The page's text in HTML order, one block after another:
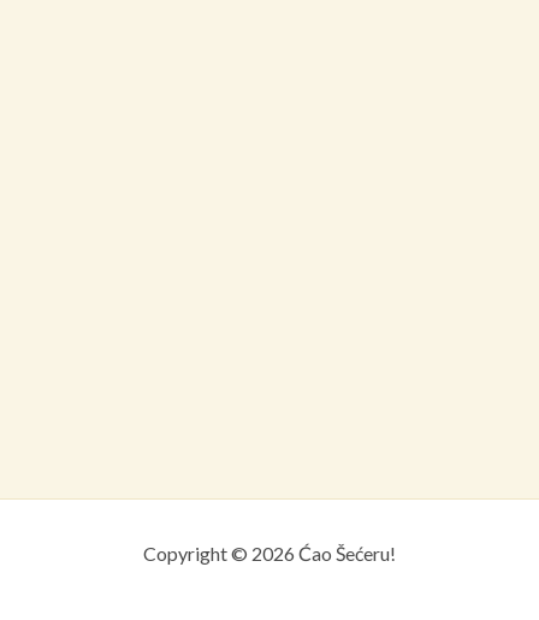
Copyright © 2026 Ćao Šećeru!